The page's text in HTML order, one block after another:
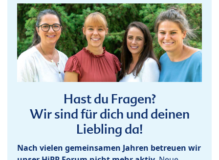
Hast du Fragen?
Wir sind für dich und deinen
Liebling da!
Nach vielen gemeinsamen Jahren betreuen wir